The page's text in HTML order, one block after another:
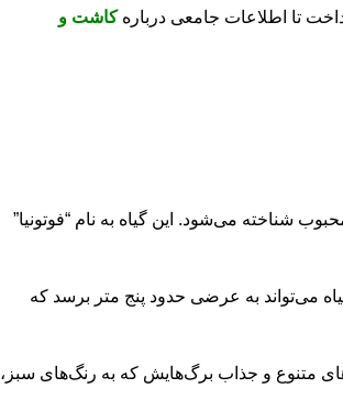
تا اطلاعات جامعی دربارهکاشت و
شناخته می‌شود. این گیاه به نام “فوتونیا”
می‌تواند به عرضی حدود پنج متر برسد که
متنوع و جذاب برگ‌هایش که به رنگ‌های سبز،